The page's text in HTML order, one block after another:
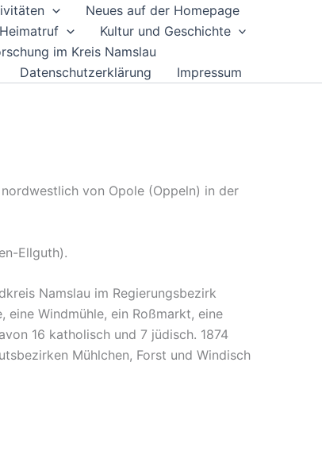
Neues auf der Homepage
Kultur und Geschichte
im Kreis Namslau
Datenschutzerklärung Impressum
von Opole (Oppeln) in der
Ellguth).
Namslau im Regierungsbezirk
eine Windmühle, ein Roßmarkt, eine
16 katholisch und 7 jüdisch. 1874
Mühlchen, Forst und Windisch